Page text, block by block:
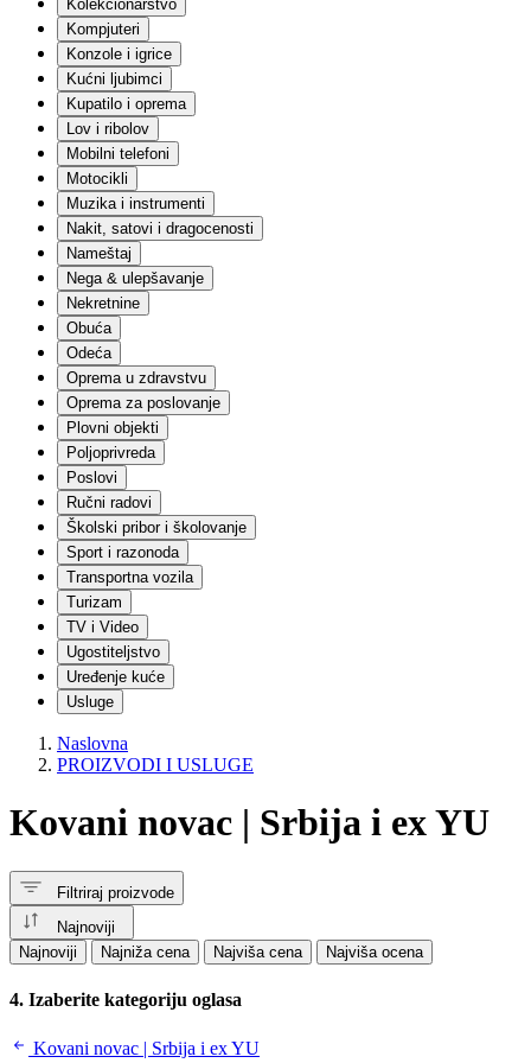
Građevinski materijali
Ograde
Keramika
Elektro
Sanitarije
Fasadni materijali
Molerski materijal
Krovni materijali
Alati
Solarna oprema
Skele i podupirači
Garažna vrata
Ostalo
Igračke i igre
Lutke
Setovi za igru
Akcione figure
Edukativne igračke i igre
Plišane igračke
Društvene igre
Vozila | Igračke, garaže i staze
Kockice
Vozila | Na akumulator
Slagalice
Igračke za bebe
Igračke za dvorište
Vozila | Guralice i tricikli
Sportske igračke
Dečji bicikli i trotineti
Muzičke igračke
Dečji šatori i kućice
Igračke za ljuljanje
Kostimi i maske za decu
Ostalo
Industrijska oprema
Drvo
Metal
Hrana
Tekstil i koža
Plastika
Ambalaža
Papir
Guma
Proizvodne linije
Mašine | Razno
Elektro i automatizacija
Komunalna oprema
Kolekcionarstvo
Kompjuteri
Konzole i igrice
Kućni ljubimci
Kupatilo i oprema
Lov i ribolov
Mobilni telefoni
Motocikli
Muzika i instrumenti
Nakit, satovi i dragocenosti
Nameštaj
Nega & ulepšavanje
Nekretnine
Obuća
Odeća
Oprema u zdravstvu
Oprema za poslovanje
Plovni objekti
Poljoprivreda
Poslovi
Ručni radovi
Školski pribor i školovanje
Sport i razonoda
Transportna vozila
Turizam
TV i Video
Ugostiteljstvo
Uređenje kuće
Usluge
Naslovna
PROIZVODI I USLUGE
Kovani novac | Srbija i ex YU
Filtriraj proizvode
Najnoviji
Najnoviji
Najniža cena Najviša cena Najviša ocena
4. Izaberite kategoriju oglasa
Kovani novac | Srbija i ex YU